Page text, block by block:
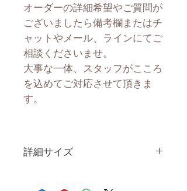
オーダーの詳細希望やご質問が
ございましたら備考欄またはチ
ャットやメール、ラインにてご
相談くださいませ。
大事な一体、スタッフがこころ
を込めてご対応させて頂きま
す。
詳細サイズ